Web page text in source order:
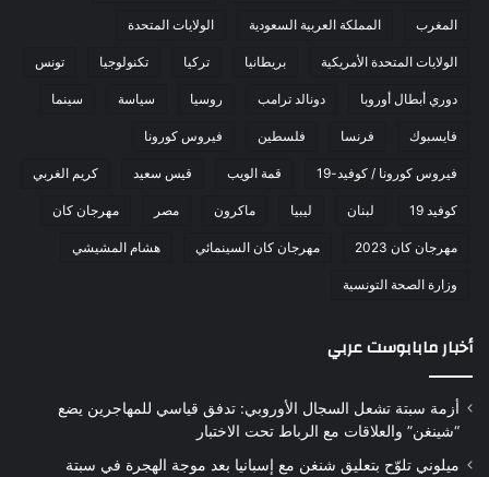
المغرب المملكة العربية السعودية الولايات المتحدة
الولايات المتحدة الأمريكية بريطانيا تركيا تكنولوجيا تونس
دوري أبطال أوروبا دونالد ترامب روسيا سياسة سينما
فايسبوك فرنسا فلسطين فيروس كورونا
فيروس كورونا / كوفيد-19 قمة الويب قيس سعيد كريم الغربي
كوفيد 19 لبنان ليبيا ماكرون مصر مهرجان كان
مهرجان كان 2023 مهرجان كان السينمائي هشام المشيشي
وزارة الصحة التونسية
أخبار مابابوست عربي
أزمة سبتة تشعل السجال الأوروبي: تدفق قياسي للمهاجرين يضع
“شينغن” والعلاقات مع الرباط تحت الاختبار
ميلوني تلوّح بتعليق شنغن مع إسبانيا بعد موجة الهجرة في سبتة